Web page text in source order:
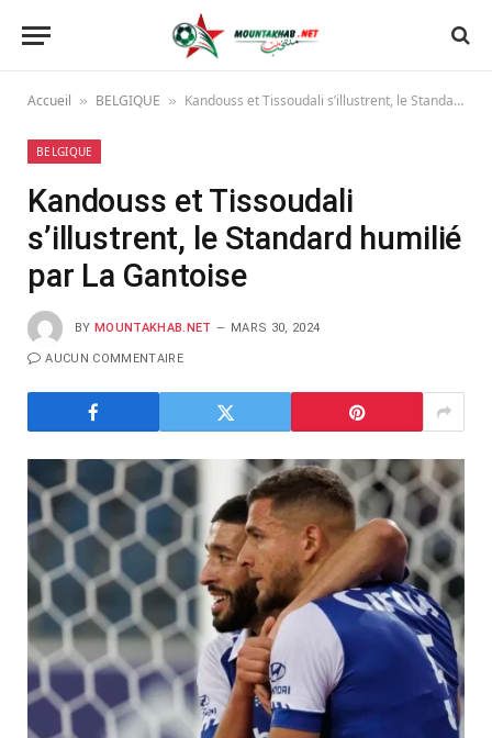
Accueil » BELGIQUE » Kandouss et Tissoudali s’illustrent, le Standard humilié par La Gantoise
BELGIQUE
Kandouss et Tissoudali
s’illustrent, le Standard humilié
par La Gantoise
BY MOUNTAKHAB.NET MARS 30, 2024
AUCUN COMMENTAIRE